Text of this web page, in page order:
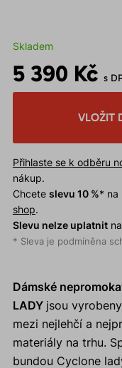
Skladem
5 390 Kč s
VLOŽIT
Přihlaste se k odběru
nákup.
Chcete slevu 10 %* na
shop.
Slevu nelze uplatnitna
* Sleva je podmíněna
Dámské
LADY jsou
mezi nejlehčí a
materiály na trhu.
bundou Cyclone